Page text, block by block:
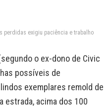
perdidas exigiu paciência e trabalho
o ex-dono de Civic
possíveis de
exemplares remold de
estrada, acima dos 100